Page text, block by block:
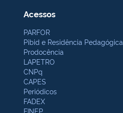
Acessos
PARFOR
Pibid e Residência Pedagógica
Prodocência
LAPETRO
CNPq
CAPES
Periódicos
FADEX
FINEP